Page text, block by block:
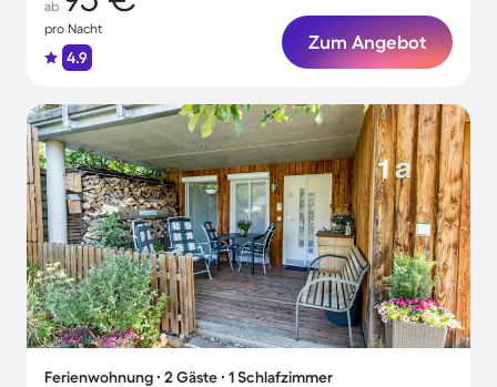
ab
pro Nacht
4.9
Zum Angebot
Ferienwohnung ∙ 2 Gäste ∙ 1 Schlafzimmer